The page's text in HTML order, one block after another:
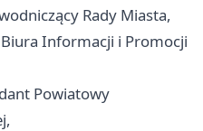
Rady Miasta,
Biura Informacji i Promocji
Powiatowy